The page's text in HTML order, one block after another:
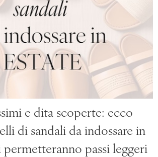
e dita scoperte: ecco
di sandali da indossare in
permetteranno passi leggeri